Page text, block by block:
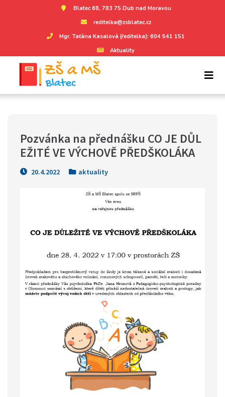
Blatec 68, 783 75 Dub nad Moravou
reditelka@zsblatec.cz
Mgr. Taťána Kasalová (ředitelka): 604 541 151
Aktuality
Pozvánka na přednášku CO JE DŮL
EŽITÉ VE VÝCHOVĚ PŘEDŠKOLÁKA
20.4.2022 aktuality